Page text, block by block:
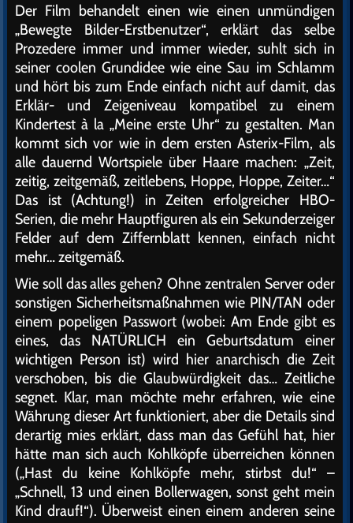
Der Film behandelt einen wie einen unmündigen
„Bewegte Bilder-Erstbenutzer“, erklärt das selbe
Prozedere immer und immer wieder, suhlt sich in
seiner coolen Grundidee wie eine Sau im Schlamm
und hört bis zum Ende einfach nicht auf damit, das
Erklär- und Zeigeniveau kompatibel zu einem
Kindertest à la „Meine erste Uhr“ zu gestalten. Man
kommt sich vor wie in dem ersten Asterix-Film, als
alle dauernd Wortspiele über Haare machen: „Zeit,
zeitig, zeitgemäß, zeitlebens, Hoppe, Hoppe, Zeiter…“
Das ist (Achtung!) in Zeiten erfolgreicher HBO-
Serien, die mehr Hauptfiguren als ein Sekunderzeiger
Felder auf dem Ziffernblatt kennen, einfach nicht
mehr… zeitgemäß.
Wie soll das alles gehen? Ohne zentralen Server oder
sonstigen Sicherheitsmaßnahmen wie PIN/TAN oder
einem popeligen Passwort (wobei: Am Ende gibt es
eines, das NATÜRLICH ein Geburtsdatum einer
wichtigen Person ist) wird hier anarchisch die Zeit
verschoben, bis die Glaubwürdigkeit das… Zeitliche
segnet. Klar, man möchte mehr erfahren, wie eine
Währung dieser Art funktioniert, aber die Details sind
derartig mies erklärt, dass man das Gefühl hat, hier
hätte man sich auch Kohlköpfe überreichen können
(„Hast du keine Kohlköpfe mehr, stirbst du!“ –
„Schnell, 13 und einen Bollerwagen, sonst geht mein
Kind drauf!“). Überweist einen einem anderen seine